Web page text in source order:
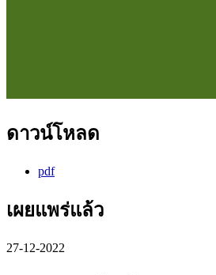
ดาวน์โหลด
pdf
เผยแพร่แล้ว
27-12-2022